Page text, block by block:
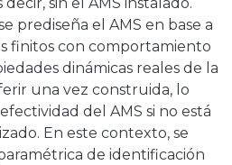
prediseña el AMS en base a
finitos con comportamiento
dinámicas reales de la
una vez construida, lo
del AMS si no está
En este contexto, se
de identificación